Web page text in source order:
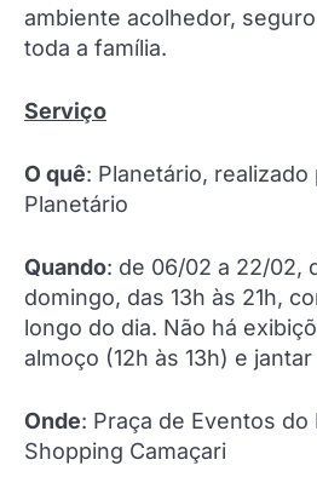
ambiente acolhedor,
toda a família.
Serviço
O quê: Planetário, realizado
Planetário
Quando: de 06/02 a 22/02,
domingo, das 13h às 21h,
longo do dia. Não há
almoço (12h às 13h) e jantar
Onde: Praça de Eventos do
Shopping Camaçari